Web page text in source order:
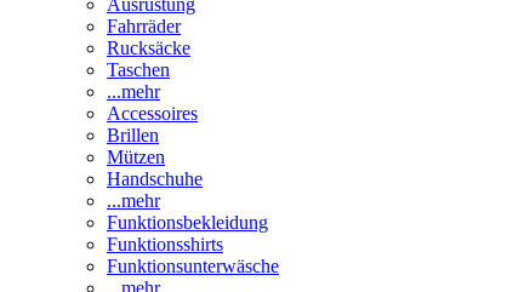
Ausrüstung
Fahrräder
Rucksäcke
Taschen
...mehr
Accessoires
Brillen
Mützen
Handschuhe
...mehr
Funktionsbekleidung
Funktionsshirts
Funktionsunterwäsche
...mehr